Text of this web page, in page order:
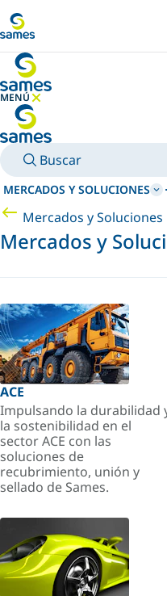
MENÚ
OCULTAR MENÚ
Buscar
MERCADOS Y SOLUCIONES
Mercados y Soluciones
Mercados y
ACE
Impulsando la durabilidad
la sostenibilidad en el
sector ACE con las
soluciones de
recubrimiento, unión y
sellado de Sames.